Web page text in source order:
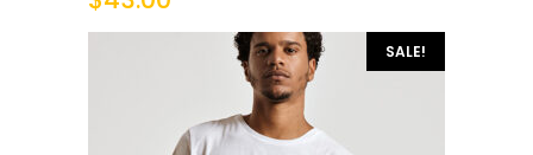
SALE!